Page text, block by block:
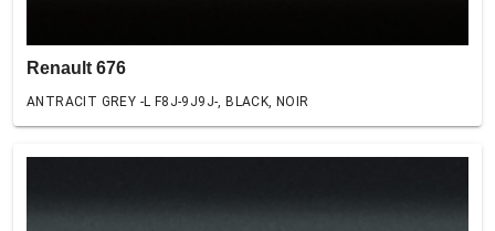
Renault 676
ANTRACIT GREY -L F8J-9J9J-, BLACK, NOIR